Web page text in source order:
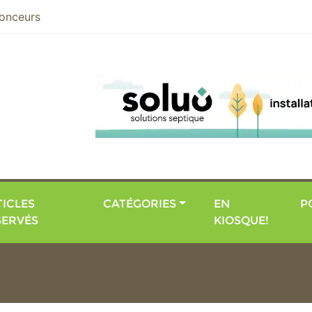
CATÉGORIES
EN
KIOSQUE!